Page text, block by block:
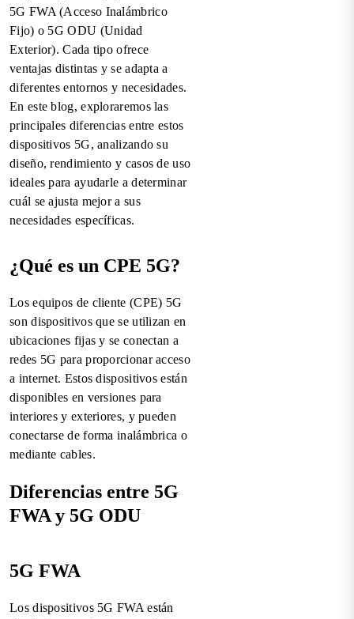
5G FWA (Acceso Inalámbrico
Fijo) o 5G ODU (Unidad
Exterior). Cada tipo ofrece
ventajas distintas y se adapta a
diferentes entornos y necesidades.
En este blog, exploraremos las
principales diferencias entre estos
dispositivos 5G, analizando su
diseño, rendimiento y casos de uso
ideales para ayudarle a determinar
cuál se ajusta mejor a sus
necesidades específicas.
¿Qué es un CPE 5G?
Los equipos de cliente (CPE) 5G
son dispositivos que se utilizan en
ubicaciones fijas y se conectan a
redes 5G para proporcionar acceso
a internet. Estos dispositivos están
disponibles en versiones para
interiores y exteriores, y pueden
conectarse de forma inalámbrica o
mediante cables.
Diferencias entre 5G
FWA y 5G ODU
5G FWA
Los dispositivos 5G FWA están